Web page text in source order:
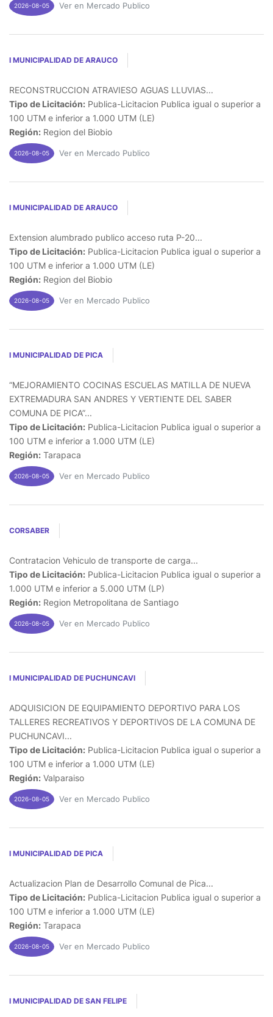
2026-08-05 Ver en Mercado Publico
I MUNICIPALIDAD DE ARAUCO
RECONSTRUCCION ATRAVIESO AGUAS LLUVIAS...
Tipo de Licitación: Publica-Licitacion Publica igual o superior a
100 UTM e inferior a 1.000 UTM (LE)
Región: Region del Biobio
2026-08-05 Ver en Mercado Publico
I MUNICIPALIDAD DE ARAUCO
Extension alumbrado publico acceso ruta P-20...
Tipo de Licitación: Publica-Licitacion Publica igual o superior a
100 UTM e inferior a 1.000 UTM (LE)
Región: Region del Biobio
2026-08-05 Ver en Mercado Publico
I MUNICIPALIDAD DE PICA
“MEJORAMIENTO COCINAS ESCUELAS MATILLA DE NUEVA
EXTREMADURA SAN ANDRES Y VERTIENTE DEL SABER
COMUNA DE PICA”...
Tipo de Licitación: Publica-Licitacion Publica igual o superior a
100 UTM e inferior a 1.000 UTM (LE)
Región: Tarapaca
2026-08-05 Ver en Mercado Publico
CORSABER
Contratacion Vehiculo de transporte de carga...
Tipo de Licitación: Publica-Licitacion Publica igual o superior a
1.000 UTM e inferior a 5.000 UTM (LP)
Región: Region Metropolitana de Santiago
2026-08-05 Ver en Mercado Publico
I MUNICIPALIDAD DE PUCHUNCAVI
ADQUISICION DE EQUIPAMIENTO DEPORTIVO PARA LOS
TALLERES RECREATIVOS Y DEPORTIVOS DE LA COMUNA DE
PUCHUNCAVI...
Tipo de Licitación: Publica-Licitacion Publica igual o superior a
100 UTM e inferior a 1.000 UTM (LE)
Región: Valparaiso
2026-08-05 Ver en Mercado Publico
I MUNICIPALIDAD DE PICA
Actualizacion Plan de Desarrollo Comunal de Pica...
Tipo de Licitación: Publica-Licitacion Publica igual o superior a
100 UTM e inferior a 1.000 UTM (LE)
Región: Tarapaca
2026-08-05 Ver en Mercado Publico
I MUNICIPALIDAD DE SAN FELIPE